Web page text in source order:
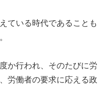
ている時代であることも
か行われ、そのたびに労
労働者の要求に応える政